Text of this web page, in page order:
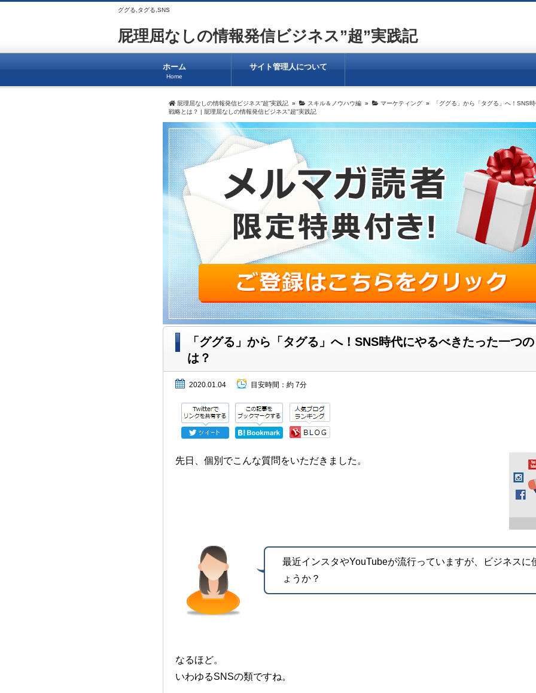
ググる,タグる,SNS
屁理屈なしの情報発信ビジネス”超”実践記
ホーム
Home
サイト管理人について
屁理屈なしの情報発信ビジネス”超”実践記 » スキル＆ノウハウ編 » マーケティング »
「ググる」から「タグる」へ！SNS
戦略とは？ | 屁理屈なしの情報発信ビジネス"超"実践記
「ググる」から「タグる」へ！SNS時代にやるべきたった一つ
は？
2020.01.04 目安時間： 約 7分
先日、 個別でこんな質問をいただきました。
最近インスタやYouTubeが流行っていますが、
ビジネスに
ょうか？
なるほど。
いわゆるSNSの類ですね。